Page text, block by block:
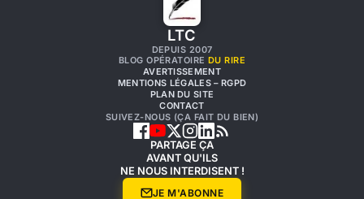
LTC
DEPUIS 2007
BLOG OPÉRATOIRE DU RIRE
AVERTISSEMENT
MENTIONS LÉGALES – RGPD
PLAN DU SITE
CONTACT
SUIVEZ-NOUS (ÇA FAIT DU BIEN)
PARTAGE ÇA
AVANT QU'ILS
NE NOUS INTERDISENT !
JE M'ABONNE